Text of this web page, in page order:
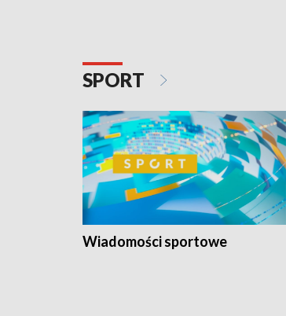
SPORT
Wiadomości sportowe